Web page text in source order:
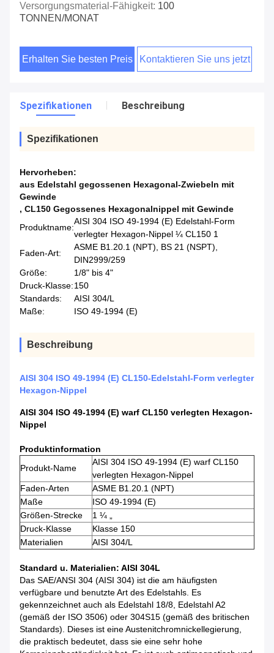
Versorgungsmaterial-Fähigkeit: 100
TONNEN/MONAT
Erhalten Sie besten Preis Kontaktieren Sie uns jetzt
Spezifikationen Beschreibung
Spezifikationen
Hervorheben:
aus Edelstahl gegossenen Hexagonal-Zwiebeln mit
Gewinde
, CL150 Gegossenes Hexagonalnippel mit Gewinde
Produktname:
AISI 304 ISO 49-1994 (E) Edelstahl-Form
verlegter Hexagon-Nippel ¼ CL150 1
Faden-Art:
ASME B1.20.1 (NPT), BS 21 (NSPT),
DIN2999/259
Größe:
1/8" bis 4"
Druck-Klasse:150
Standards:
AISI 304/L
Maße:
ISO 49-1994 (E)
Beschreibung
AISI 304 ISO 49-1994 (E) CL150-Edelstahl-Form verlegter
Hexagon-Nippel
AISI 304 ISO 49-1994 (E) warf CL150 verlegten Hexagon-
Nippel
Produktinformation
Produkt-Name
AISI 304 ISO 49-1994 (E) warf CL150
verlegten Hexagon-Nippel
Faden-Arten
ASME B1.20.1 (NPT)
Maße
ISO 49-1994 (E)
Größen-Strecke
1 ¼ „
Druck-Klasse
Klasse 150
Materialien
AISI 304/L
Standard u. Materialien: AISI 304L
Das SAE/ANSI 304 (AISI 304) ist die am häufigsten
verfügbare und benutzte Art des Edelstahls. Es
gekennzeichnet auch als Edelstahl 18/8, Edelstahl A2
(gemäß der ISO 3506) oder 304S15 (gemäß des britischen
Standards). Dieses ist eine Austenitchromnickellegierung,
die praktisch bedeutet, dass sie eine sehr hohe